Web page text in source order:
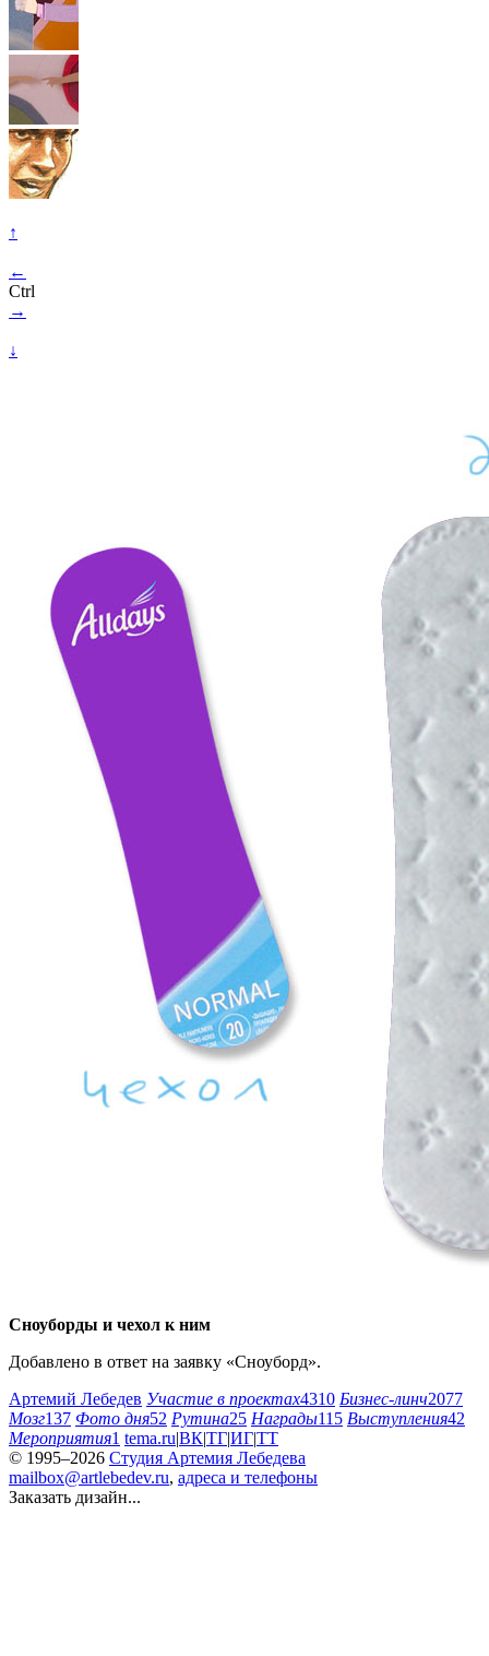
↑
←
Ctrl
→
↓
Сноуборды и чехол к ним
Добавлено в ответ на заявку «Сноуборд».
Артемий Лебедев Участие в проектах4310 Бизнес-линч2077
Мозг137 Фото дня52 Рутина25 Награды115 Выступления42
Мероприятия1 tema.ru|ВК|ТГ|ИГ|ТТ
© 1995–2026 Студия Артемия Лебедева
mailbox@artlebedev.ru, адреса и телефоны
Заказать дизайн...